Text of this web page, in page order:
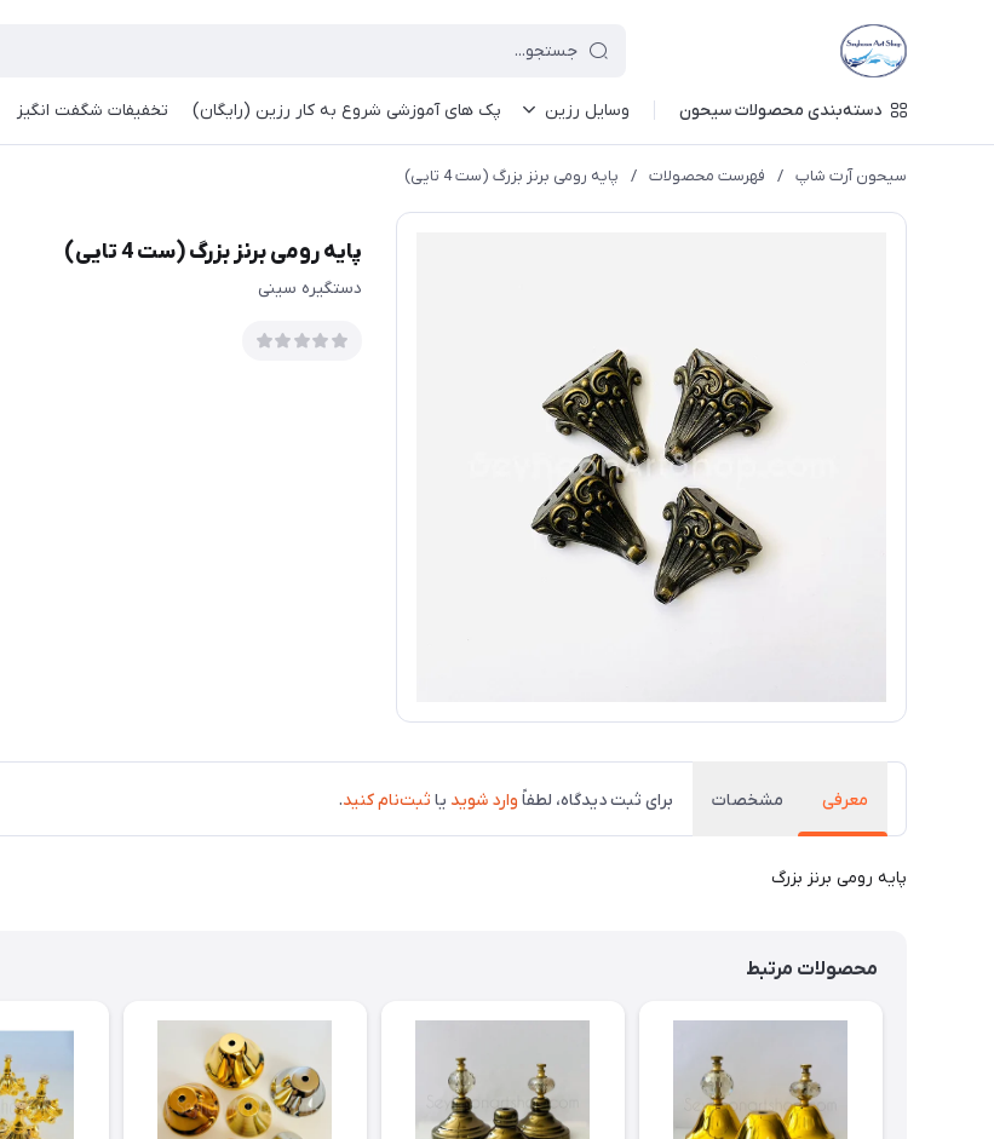
دسته‌بندی محصولات سیحون وسایل رزین پک های آموزشی شروع به کار رزین (رایگان) تخفیفات شگفت انگیز
سیحون آرت شاپ / فهرست محصولات / پایه رومی برنز بزرگ (ست 4 تایی)
پایه رومی برنز بزرگ (ست 4 تایی)
دستگیره سینی
معرفی مشخصات برای ثبت دیدگاه، لطفاً وارد شوید یا ثبت‌نام کنید.
پایه رومی برنز بزرگ
محصولات مرتبط